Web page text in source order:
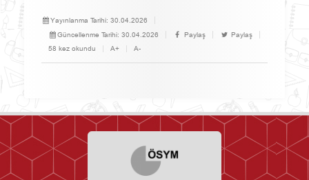
Yayınlanma Tarihi: 30.04.2026
Güncellenme Tarihi: 30.04.2026 Paylaş
Paylaş
58 kez okundu
A+ A-